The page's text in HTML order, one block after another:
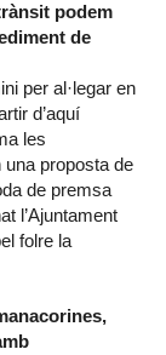
podem
de
per al·legar en
d’aquí
les
una proposta de
de premsa
l’Ajuntament
folre la